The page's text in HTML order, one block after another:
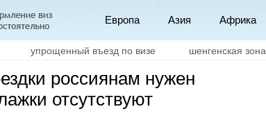
Европа Азия Африка
упрощенный въезд по визе шенгенская зона
россиянам нужен
отсутствуют